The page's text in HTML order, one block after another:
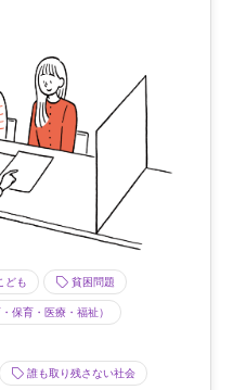
ども 貧困問題
保育・医療・福祉）
誰も取り残さない社会